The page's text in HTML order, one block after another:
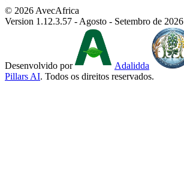
© 2026 AvecAfrica
Version 1.12.3.57 - Agosto - Setembro de 2026
Desenvolvido por Adalidda
Pillars AI. Todos os direitos reservados.